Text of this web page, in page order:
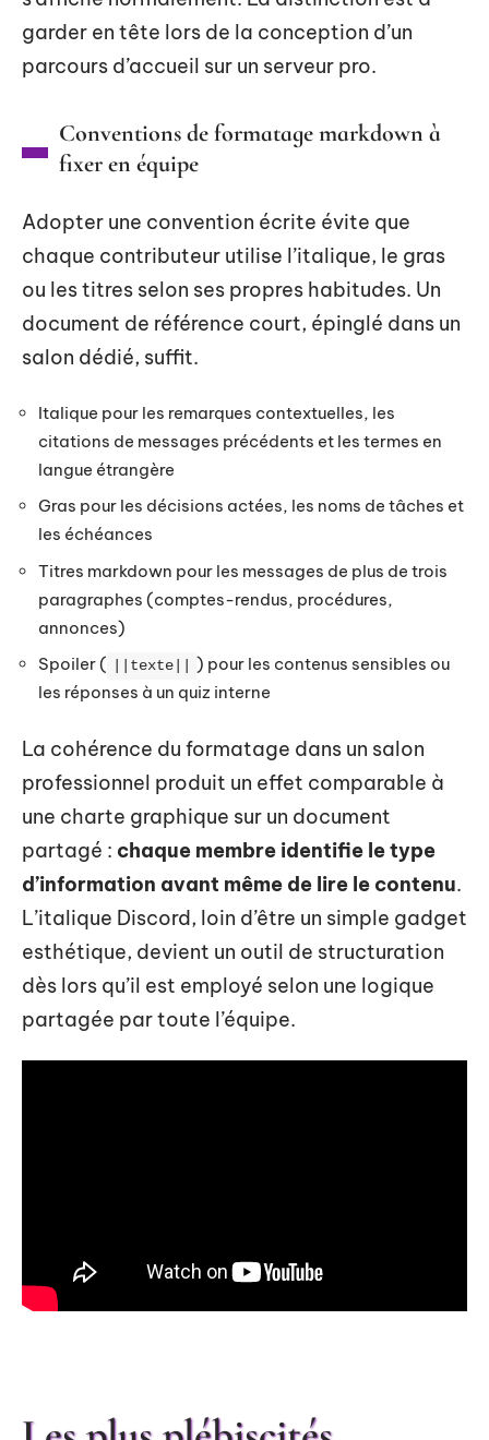
garder en tête lors de la conception d’un
parcours d’accueil sur un serveur pro.
Conventions de formatage markdown à
fixer en équipe
Adopter une convention écrite évite que
chaque contributeur utilise l’italique, le gras
ou les titres selon ses propres habitudes. Un
document de référence court, épinglé dans un
salon dédié, suffit.
Italique pour les remarques contextuelles, les
citations de messages précédents et les termes en
langue étrangère
Gras pour les décisions actées, les noms de tâches et
les échéances
Titres markdown pour les messages de plus de trois
paragraphes (comptes-rendus, procédures,
annonces)
Spoiler (
||texte||
) pour les contenus sensibles ou
les réponses à un quiz interne
La cohérence du formatage dans un salon
professionnel produit un effet comparable à
une charte graphique sur un document
partagé : chaque membre identifie le type
d’information avant même de lire le contenu.
L’italique Discord, loin d’être un simple gadget
esthétique, devient un outil de structuration
dès lors qu’il est employé selon une logique
partagée par toute l’équipe.